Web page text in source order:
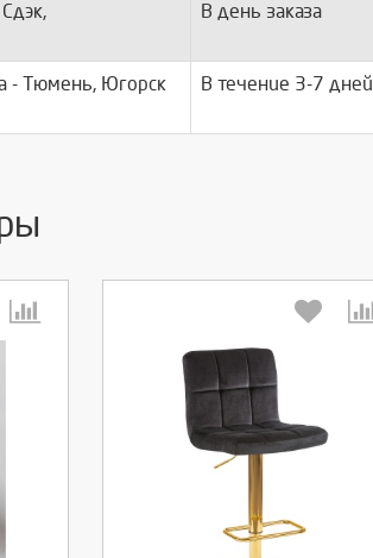
В день заказа
- Тюмень, Югорск В течение 3-7 дней
Выберите количество: